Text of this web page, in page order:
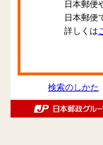
日本郵便
日本郵便
詳しくは
検索のしかた